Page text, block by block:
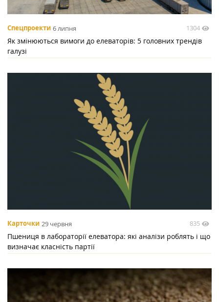
Спецпроекти 6 липня 1304
Як змінюються вимоги до елеваторів: 5 головних трендів
галузі
Карточки 29 червня 835
Пшениця в лабораторії елеватора: які аналізи роблять і що
визначає класність партії